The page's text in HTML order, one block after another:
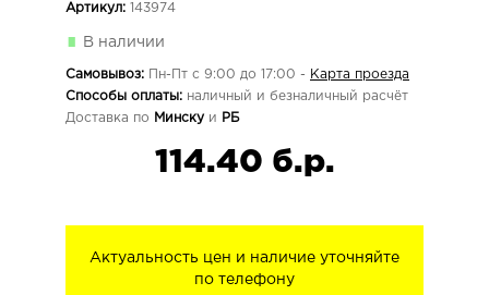
Артикул: 143974
В наличии
Самовывоз: Пн-Пт с 9:00 до 17:00 -
Карта проезда
Способы оплаты: наличный и безналичный расчёт
Доставка по
Минску и РБ
114.40 б.р.
Актуальность цен и наличие уточняйте
по телефону